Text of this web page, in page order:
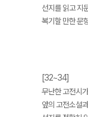
선지를 읽고 지
복기할 만한 문
[32~34]
무난한 고전시
앞의 고전소설